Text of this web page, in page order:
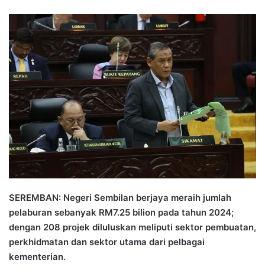
n
d
a
n
e
m
a
i
l
SEREMBAN: Negeri Sembilan berjaya meraih jumlah
pelaburan sebanyak RM7.25 bilion pada tahun 2024;
dengan 208 projek diluluskan meliputi sektor pembuatan,
perkhidmatan dan sektor utama dari pelbagai
kementerian.